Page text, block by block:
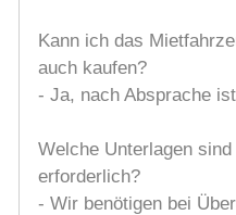
Kann ich das
auch kaufen?
- Ja, nach Absprache
Welche Unterlagen
erforderlich?
- Wir benötigen bei